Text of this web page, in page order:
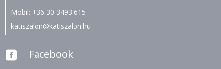
Mobil: +36 30 3493 615
katiszalon@katiszalon.hu
 Facebook